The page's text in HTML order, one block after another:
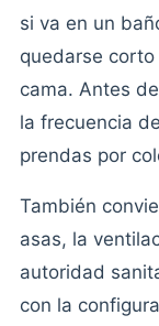
si va en un
quedarse
cama. Antes
la frecuencia
prendas por
También
asas, la
autoridad
con la